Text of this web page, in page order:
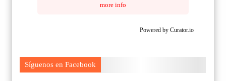
more info
Powered by Curator.io
Síguenos en Facebook